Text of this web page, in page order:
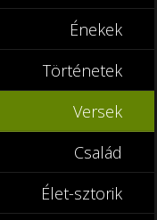
Énekek
Történetek
Versek
Család
Élet-sztorik